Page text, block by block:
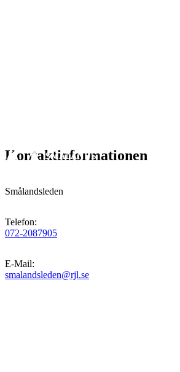
Kontaktinformationen
Smålandsleden
Telefon:
072-2087905
E-Mail:
smalandsleden@rjl.se